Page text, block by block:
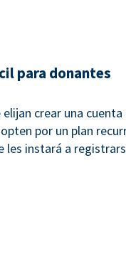
para donantes
crear una
por un plan
les instará a